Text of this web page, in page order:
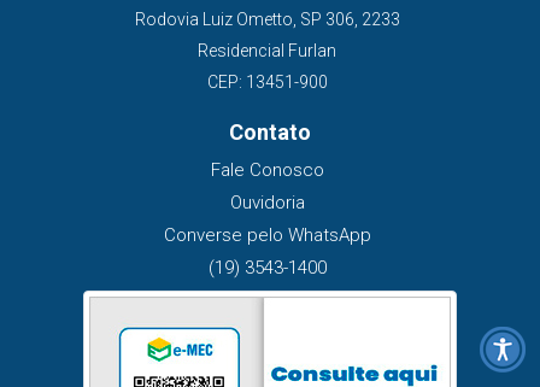
Rodovia Luiz Ometto, SP 306, 2233
Residencial Furlan
CEP: 13451-900
Contato
Fale Conosco
Ouvidoria
Converse pelo WhatsApp
(19) 3543-1400